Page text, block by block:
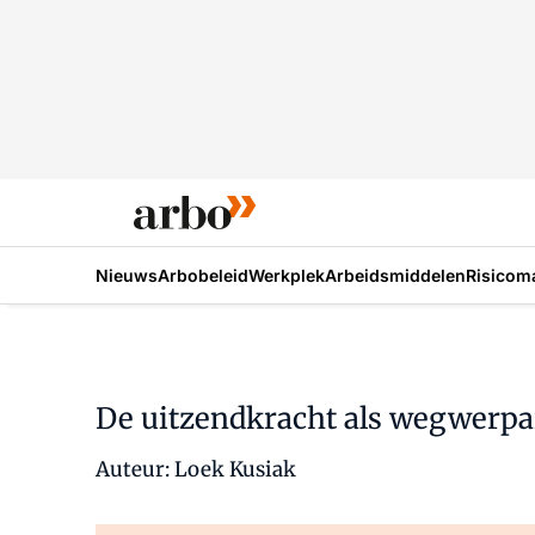
NieuwsArbobeleidWerkplekArbeidsmiddelen
De uitzendkracht als
Auteur: Loek Kusiak